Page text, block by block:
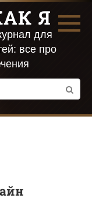
Я
для
все про